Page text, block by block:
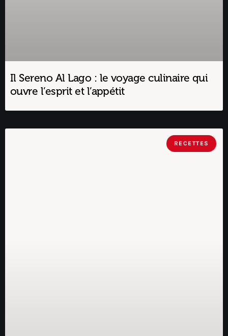
Il Sereno Al Lago : le voyage culinaire qui
ouvre l’esprit et l’appétit
RECETTES